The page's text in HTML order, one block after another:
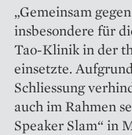
„Gemeinsam
insbesondere für
Tao-­Klinik in der
einsetzte.
Schliessung
auch im Rahmen
Speaker Slam“ in